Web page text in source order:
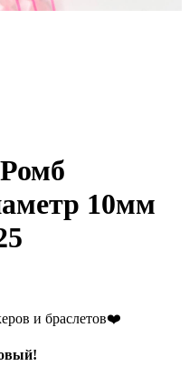
10мм
и браслетов❤️